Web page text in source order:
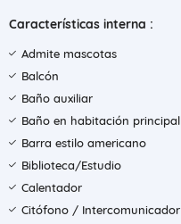
Características interna :
Admite mascotas
Balcón
Baño auxiliar
Baño en habitación principal
Barra estilo americano
Biblioteca/Estudio
Calentador
Citófono / Intercomunicador